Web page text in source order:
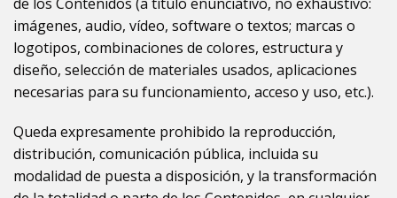
imágenes, audio, vídeo, software o textos; marcas o
logotipos, combinaciones de colores, estructura y
diseño, selección de materiales usados, aplicaciones
necesarias para su funcionamiento, acceso y uso, etc.).
Queda expresamente prohibido la reproducción,
distribución, comunicación pública, incluida su
modalidad de puesta a disposición, y la transformación